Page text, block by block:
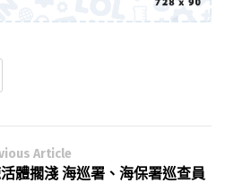
Article
體擱淺 海巡署、海保署巡查員